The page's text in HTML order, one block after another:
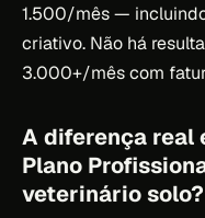
1.500/mês —
criativo. Não há
3.000+/mês com
A diferença real
Plano
veterinário solo?